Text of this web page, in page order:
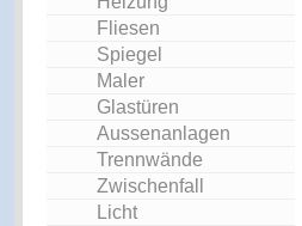
Fliesen
Spiegel
Maler
Glastüren
Aussenanlagen
Trennwände
Zwischenfall
Licht